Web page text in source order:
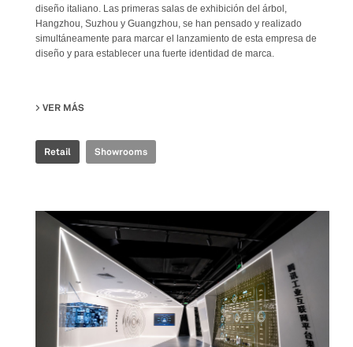
diseño italiano. Las primeras salas de exhibición del árbol,
Hangzhou, Suzhou y Guangzhou, se han pensado y realizado
simultáneamente para marcar el lanzamiento de esta empresa de
diseño y para establecer una fuerte identidad de marca.
VER MÁS
Retail Showrooms